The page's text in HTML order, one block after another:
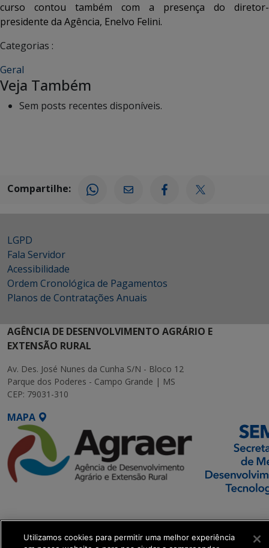
curso contou também com a presença do diretor-
presidente da Agência, Enelvo Felini.
Categorias :
Geral
Veja Também
Sem posts recentes disponíveis.
Compartilhe:
LGPD
Fala Servidor
Acessibilidade
Ordem Cronológica de Pagamentos
Planos de Contratações Anuais
AGÊNCIA DE DESENVOLVIMENTO AGRÁRIO E
EXTENSÃO RURAL
Av. Des. José Nunes da Cunha S/N - Bloco 12
Parque dos Poderes - Campo Grande | MS
CEP: 79031-310
MAPA
Executiva de
Transformação Digital
Utilizamos cookies para permitir uma melhor experiência